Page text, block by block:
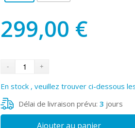
299,00 €
En stock , veuillez trouver ci-dessous
Délai de livraison prévu:3 jours
Ajouter au panier